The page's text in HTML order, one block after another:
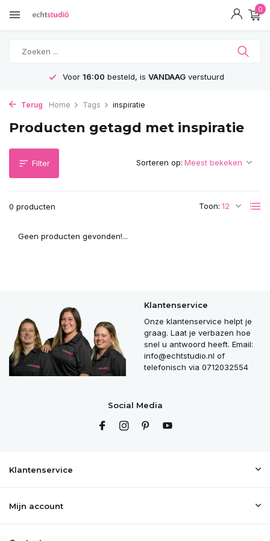
0
Voor 16:00 besteld, is VANDAAGverstuurd
Terug Home Tags inspiratie
Producten getagd met inspiratie
Filter
0 producten Toon:
Sorteren op:
Geen producten gevonden!...
Klantenservice
Onze klantenservice helpt je
graag. Laat je verbazen hoe
snel u antwoord heeft. Email:
info@echtstudio.nl of
telefonisch via 0712032554
Social Media
Klantenservice
Mijn account